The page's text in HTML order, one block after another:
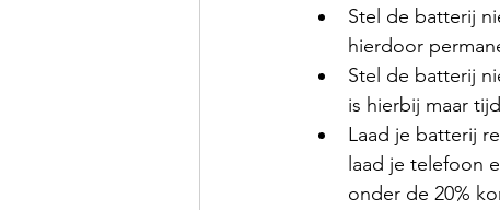
Stel de batterij
hierdoor
Stel de batterij
is hierbij maar
Laad je batterij
laad je telefoon
onder de 20%